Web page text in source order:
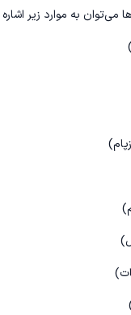
می‌توان به موارد زیر